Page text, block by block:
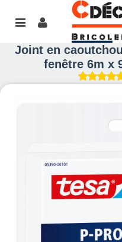
Joint en
fenêtre 6m x